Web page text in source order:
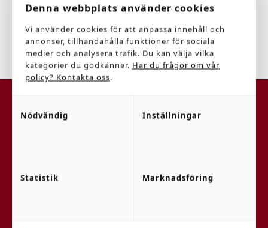
tvättutrustning, Medicinteknik samt
Denna webbplats använder cookies
Vi använder cookies för att anpassa innehåll och
annonser, tillhandahålla funktioner för sociala
medier och analysera trafik. Du kan välja vilka
kategorier du godkänner. Har du frågor om vår
policy? Kontakta oss.
Nödvändig Inställningar
Statistik Marknadsföring